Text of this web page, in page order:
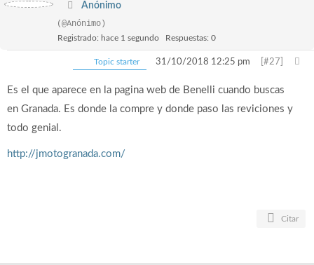
Anónimo
(@Anónimo)
Registrado: hace 1 segundo Respuestas: 0
Topic starter 31/10/2018 12:25 pm [#27]
Es el que aparece en la pagina web de Benelli cuando buscas
en Granada. Es donde la compre y donde paso las reviciones y
todo genial.
http://jmotogranada.com/
Citar